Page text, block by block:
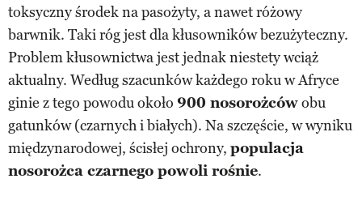
toksyczny środek na pasożyty, a nawet różowy
barwnik. Taki róg jest dla kłusowników bezużyteczny.
Problem kłusownictwa jest jednak niestety wciąż
aktualny. Według szacunków każdego roku w Afryce
ginie z tego powodu około 900 nosorożcówobu
gatunków (czarnych i białych). Na szczęście, w wyniku
międzynarodowej, ścisłej ochrony, populacja
nosorożca czarnego powoli rośnie.